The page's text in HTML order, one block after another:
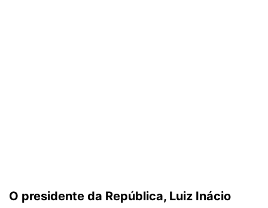
O presidente da República, Luiz Inácio